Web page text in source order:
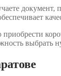
документ,